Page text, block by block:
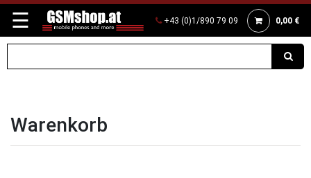
☰ +43 (0)1/890 79 09 0,00 €
Warenkorb